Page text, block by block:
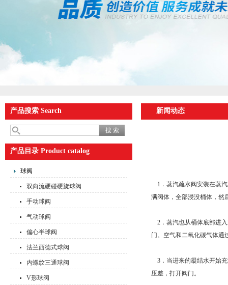
产品搜索 Search
产品目录 Product catalog
球阀
双向流硬碰硬旋球阀
手动球阀
气动球阀
偏心半球阀
法兰西德式球阀
内螺纹三通球阀
V形球阀
新闻动态
1．蒸汽疏水阀安装在蒸
满阀体，全部浸没桶体，然
2．蒸汽也从桶体底部进
门。空气和二氧化碳气体通
3．当进来的凝结水开始
压差，打开阀门。